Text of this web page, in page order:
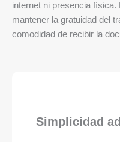
internet ni presencia
mantener la gratuidad del
comodidad de recibir la
Simplicidad